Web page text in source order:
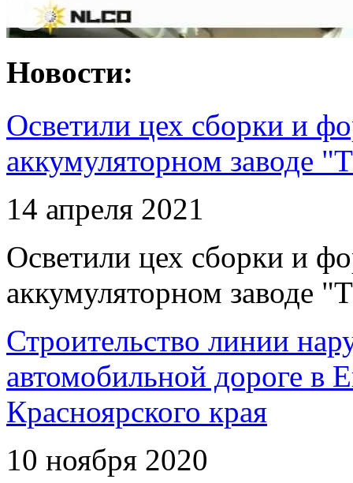
Новости:
Осветили цех сборки и
аккумуляторном заводе
14 апреля 2021
Осветили цех сборки и
аккумуляторном заводе
Строительство линии
автомобильной дороге в
Красноярского края
10 ноября 2020